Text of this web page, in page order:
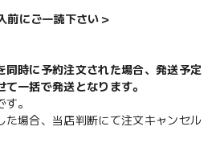
前にご一読下さい＞
同時に予約注文された場合、発送予定
一括で発送となります。
。
た場合、当店判断にて注文キャンセル